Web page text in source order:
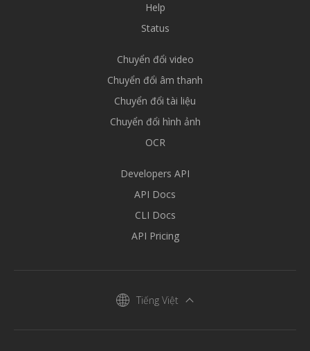
Help
Status
Chuyển đổi video
Chuyển đổi âm thanh
Chuyển đổi tài liệu
Chuyển đổi hình ảnh
OCR
Developers API
API Docs
CLI Docs
API Pricing
Tiếng Việt